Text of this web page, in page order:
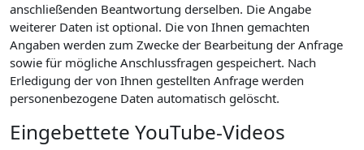
anschließenden Beantwortung derselben. Die Angabe
weiterer Daten ist optional. Die von Ihnen gemachten
Angaben werden zum Zwecke der Bearbeitung der Anfrage
sowie für mögliche Anschlussfragen gespeichert. Nach
Erledigung der von Ihnen gestellten Anfrage werden
personenbezogene Daten automatisch gelöscht.
Eingebettete YouTube-Videos